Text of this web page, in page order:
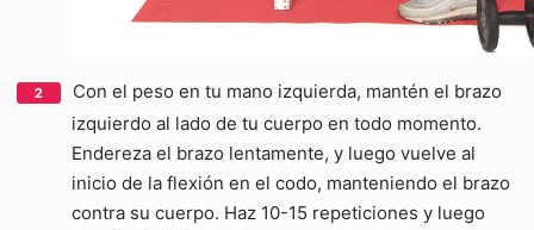
Con el peso en tu mano izquierda, mantén el brazo
izquierdo al lado de tu cuerpo en todo momento.
Endereza el brazo lentamente, y luego vuelve al
inicio de la flexión en el codo, manteniendo el brazo
contra su cuerpo. Haz 10-15 repeticiones y luego